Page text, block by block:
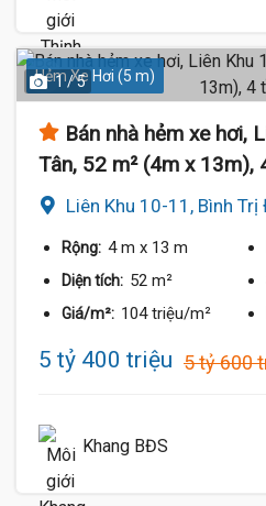
Hẻm Xe Hơi (5 m)
1 / 5
Bán nhà hẻm xe hơi,
Tân, 52 m² (4m x 13m),
Liên Khu 10-11, Bình Trị
Rộng: 4 m x 13 m
Diện tích: 52 m²
Giá/m²: 104 triệu/m²
5 tỷ 400 triệu 5 tỷ 600
Khang BĐS